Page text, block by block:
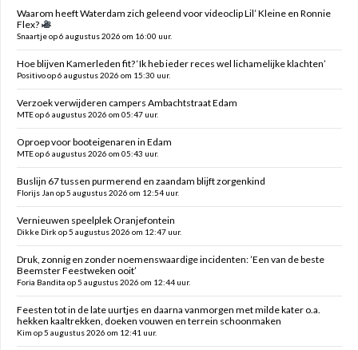
Waarom heeft Waterdam zich geleend voor videoclip Lil’ Kleine en Ronnie
Flex?
Snaartje op 6 augustus 2026 om 16:00 uur.
Hoe blijven Kamerleden fit? ‘Ik heb ieder reces wel lichamelijke klachten’
Positivo op 6 augustus 2026 om 15:30 uur.
Verzoek verwijderen campers Ambachtstraat Edam
MTE op 6 augustus 2026 om 05:47 uur.
Oproep voor booteigenaren in Edam
MTE op 6 augustus 2026 om 05:43 uur.
Buslijn 67 tussen purmerend en zaandam blijft zorgenkind
Florijs Jan op 5 augustus 2026 om 12:54 uur.
Vernieuwen speelplek Oranjefontein
Dikke Dirk op 5 augustus 2026 om 12:47 uur.
Druk, zonnig en zonder noemenswaardige incidenten: ’Een van de beste
Beemster Feestweken ooit’
Foria Bandita op 5 augustus 2026 om 12:44 uur.
Feesten tot in de late uurtjes en daarna vanmorgen met milde kater o.a.
hekken kaaltrekken, doeken vouwen en terrein schoonmaken
Kim op 5 augustus 2026 om 12:41 uur.